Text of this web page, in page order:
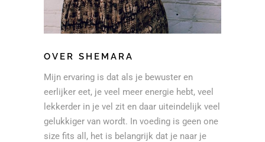
OVER SHEMARA
Mijn ervaring is dat als je bewuster en
eerlijker eet, je veel meer energie hebt, veel
lekkerder in je vel zit en daar uiteindelijk veel
gelukkiger van wordt. In voeding is geen one
size fits all, het is belangrijk dat je naar je